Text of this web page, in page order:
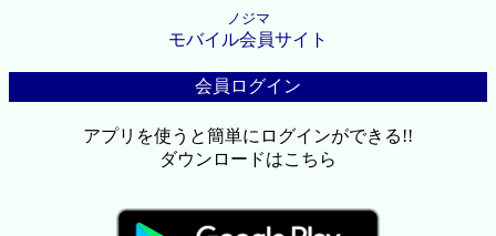
ノジマ
モバイル会員サイト
会員ログイン
アプリを使うと簡単にログインができる!!
ダウンロードはこちら